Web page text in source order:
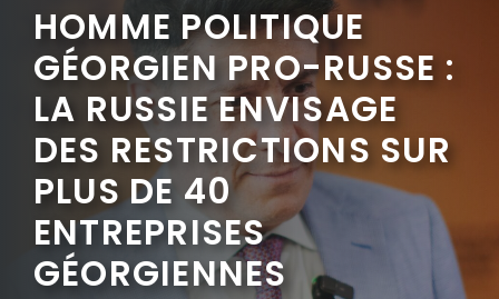
HOMME POLITIQUE
GÉORGIEN PRO-RUSSE :
LA RUSSIE ENVISAGE
DES RESTRICTIONS SUR
PLUS DE 40
ENTREPRISES
GÉORGIENNES